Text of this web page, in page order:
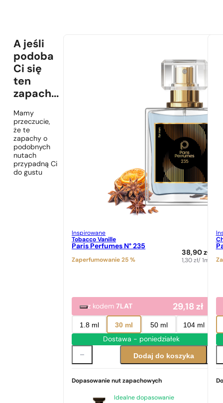
A jeśli
podoba
Ci się
ten
zapach...
Mamy
przeczucie,
że te
zapachy o
podobnych
nutach
przypadną Ci
do gustu
Inspirowane
Tobacco Vanille
Paris Perfumes N° 235
Zaperfumowanie 25 %
38,90zł
1,30zł/ 1ml
z kodem7LAT 29,18zł
1.8 ml 30 ml 50 ml 104 ml
Dostawa - poniedziałek
Dodaj do koszyka
Dopasowanie nut zapachowych
Idealne dopasowanie